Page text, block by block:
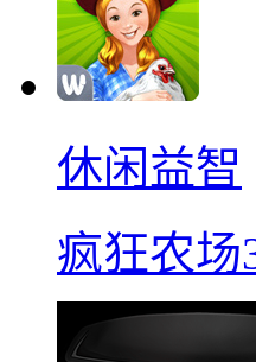
休闲益智
疯狂农场